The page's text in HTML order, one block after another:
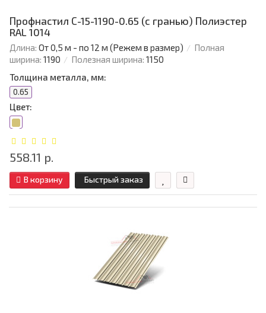
Профнастил С-15-1190-0.65 (с гранью) Полиэстер
RAL 1014
Длина: От 0,5 м - по 12 м (Режем в размер)
Полная
ширина: 1190 Полезная ширина: 1150
Толщина металла, мм:
0.65
Цвет:
558.11 р.
В корзину Быстрый заказ